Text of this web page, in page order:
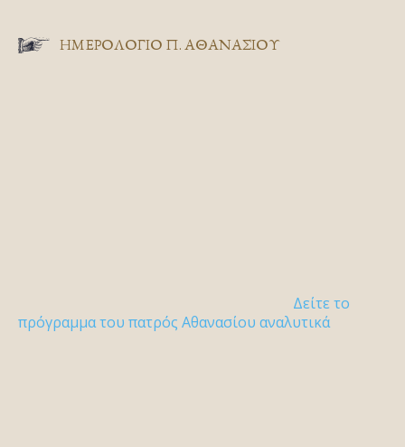
ΗΜΕΡΟΛΟΓΙΟ Π. ΑΘΑΝΑΣΙΟΥ
Δείτε το
πρόγραμμα του πατρός Αθανασίου αναλυτικά